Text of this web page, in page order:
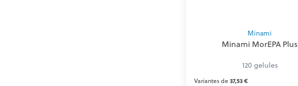
Minami
Minami MorEPA Plus
120 gelules
Variantes de37,53 €